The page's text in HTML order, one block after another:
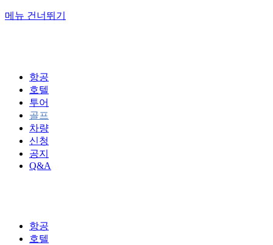
메뉴 건너뛰기
항공
호텔
투어
골프
차량
신청
공지
Q&A
항공
호텔